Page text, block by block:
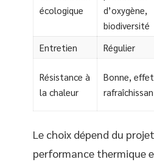
écologique
d’oxygène,
biodiversité
Entretien Régulier
Résistance à
la chaleur
Bonne, effet
Le choix dépend du
performance thermique